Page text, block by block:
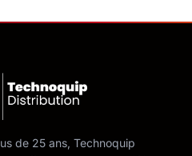
de 25 ans, Technoquip